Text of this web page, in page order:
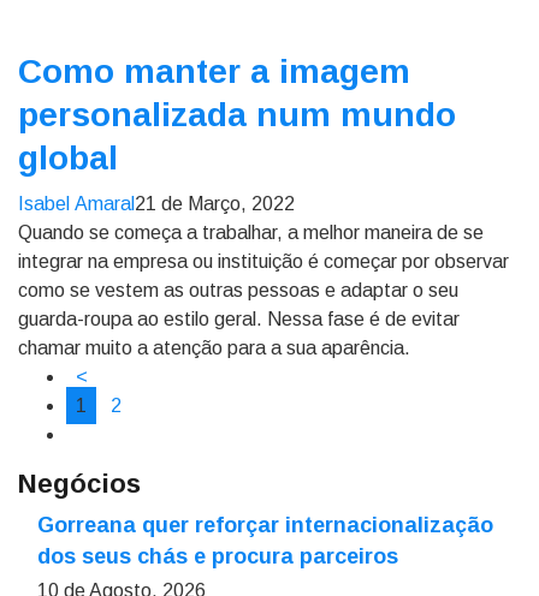
Como manter a imagem
personalizada num mundo
global
Isabel Amaral 21 de Março, 2022
Quando se começa a trabalhar, a melhor maneira de se
integrar na empresa ou instituição é começar por observar
como se vestem as outras pessoas e adaptar o seu
guarda-roupa ao estilo geral. Nessa fase é de evitar
chamar muito a atenção para a sua aparência.
<
1
2
Negócios
Gorreana quer reforçar internacionalização
dos seus chás e procura parceiros
10 de Agosto, 2026